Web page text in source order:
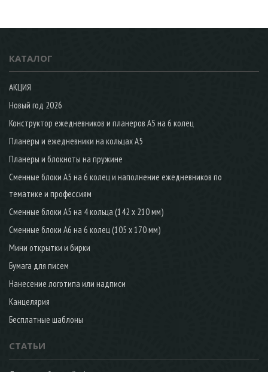
КАТАЛОГ
АКЦИЯ
Новый год 2026
Конструктор ежедневников и планеров А5 на 6 колец
Планеры и ежедневники на кольцах А5
Планеры и блокноты на пружине
Сменные блоки А5 на 6 колец и наполнение ежедневников по
тематике и профессиям
Сменные блоки А5 на 4 кольца (142 х 210 мм)
Сменные блоки А6 на 6 колец (105 х 170 мм)
Мини открытки и бирки
Бумага для писем
Нанесение логотипа или надписи
Канцелярия
Бесплатные шаблоны
СТАТЬИ